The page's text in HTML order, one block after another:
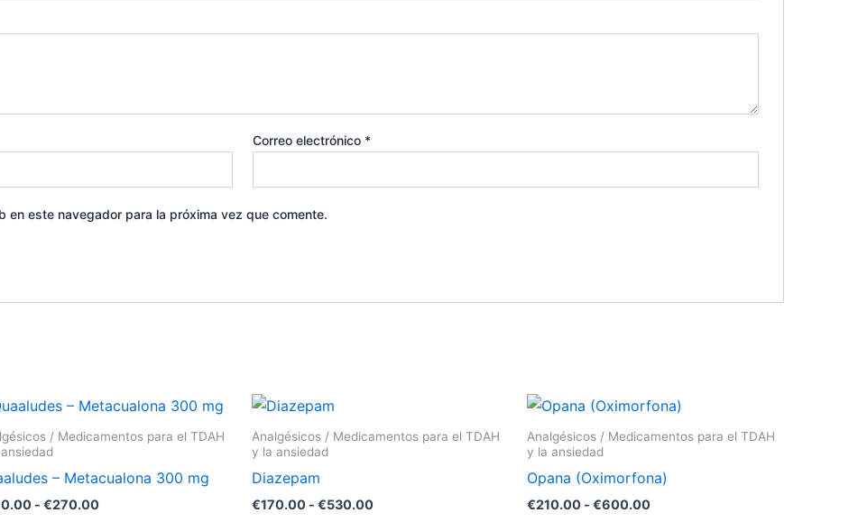
Correo electrónico *
en este navegador para la próxima vez que comente.
/ Medicamentos para el TDAH
– Metacualona 300 mg
- €270.00
Rango
de
precios:
hasta
Este
producto
múltiples
Analgésicos / Medicamentos para el TDAH
y la ansiedad
Diazepam
€170.00 - €530.00
precios:
producto
Analgésicos / Medicamentos para el TDAH
y la ansiedad
Opana (Oximorfona)
€210.00 - €600.00
Rango
de
precios:
hasta
producto